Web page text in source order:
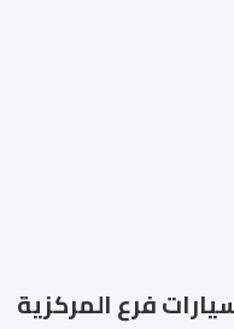
فرع المركزية